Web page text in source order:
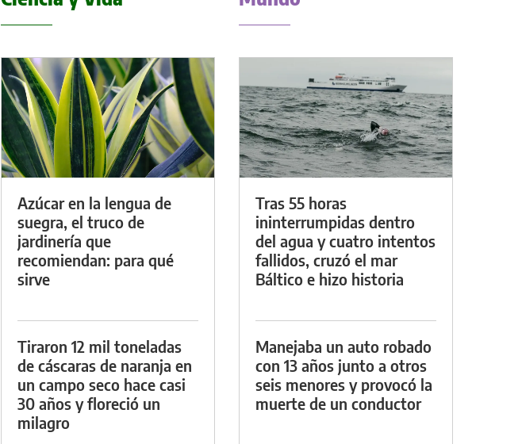
Azúcar en la lengua de
suegra, el truco de
jardinería que
recomiendan: para qué
sirve
Tiraron 12 mil toneladas
de cáscaras de naranja en
un campo seco hace casi
30 años y floreció un
milagro
Tras 55 horas
ininterrumpidas dentro
del agua y cuatro intentos
fallidos, cruzó el mar
Báltico e hizo historia
Manejaba un auto robado
con 13 años junto a otros
seis menores y provocó la
muerte de un conductor